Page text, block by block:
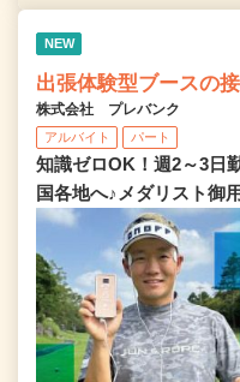
NEW
出張体験型ブースの
株式会社 プレバンク
アルバイト パート
知識ゼロOK！週2～3日
国各地へ♪メダリスト御